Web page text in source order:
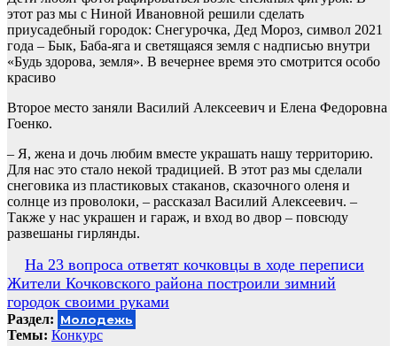
этот раз мы с Ниной Ивановной решили сделать
приусадебный городок: Снегурочка, Дед Мороз, символ 2021
года – Бык, Баба-яга и светящаяся земля с надписью внутри
«Будь здорова, земля». В вечернее время это смотрится особо
красиво
Второе место заняли Василий Алексеевич и Елена Федоровна
Гоенко.
– Я, жена и дочь любим вместе украшать нашу территорию.
Для нас это стало некой традицией. В этот раз мы сделали
снеговика из пластиковых стаканов, сказочного оленя и
солнце из проволоки, – рассказал Василий Алексеевич. –
Также у нас украшен и гараж, и вход во двор – повсюду
развешаны гирлянды.
Навигация
по
записям
На 23 вопроса ответят кочковцы в ходе переписи
Жители Кочковского района построили зимний
городок своими руками
Раздел: Молодежь
Темы: Конкурс